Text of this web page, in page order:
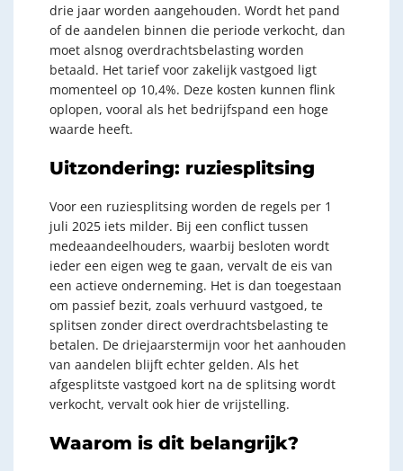
drie jaar worden aangehouden. Wordt het pand
of de aandelen binnen die periode verkocht, dan
moet alsnog overdrachtsbelasting worden
betaald. Het tarief voor zakelijk vastgoed ligt
momenteel op 10,4%. Deze kosten kunnen flink
oplopen, vooral als het bedrijfspand een hoge
waarde heeft.
Uitzondering: ruziesplitsing
Voor een ruziesplitsing worden de regels per 1
juli 2025 iets milder. Bij een conflict tussen
medeaandeelhouders, waarbij besloten wordt
ieder een eigen weg te gaan, vervalt de eis van
een actieve onderneming. Het is dan toegestaan
om passief bezit, zoals verhuurd vastgoed, te
splitsen zonder direct overdrachtsbelasting te
betalen. De driejaarstermijn voor het aanhouden
van aandelen blijft echter gelden. Als het
afgesplitste vastgoed kort na de splitsing wordt
verkocht, vervalt ook hier de vrijstelling.
Waarom is dit belangrijk?